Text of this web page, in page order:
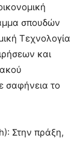
σπουδών
Τεχνολογία
και
σαφήνεια το
Στην πράξη,